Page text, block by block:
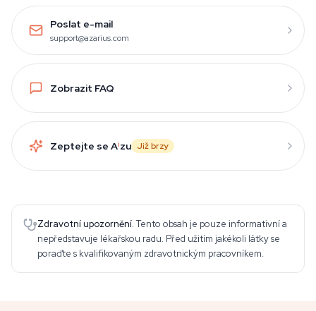
Poslat e-mail
support@azarius.com
Zobrazit FAQ
Zeptejte se Aizu Již brzy
Zdravotní upozornění. Tento obsah je pouze informativní a
nepředstavuje lékařskou radu. Před užitím jakékoli látky se
poraďte s kvalifikovaným zdravotnickým pracovníkem.